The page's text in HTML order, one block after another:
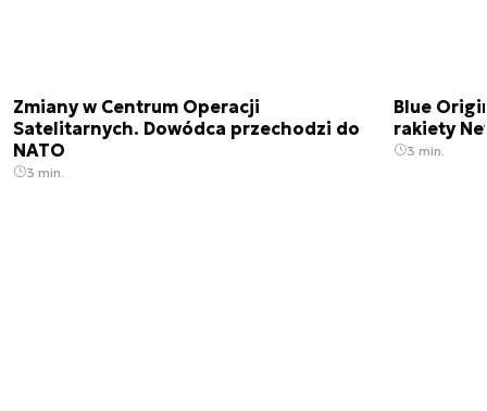
Zmiany w Centrum Operacji
Satelitarnych. Dowódca przechodzi do
NATO
3 min.
Blue
rakiety
3 min.